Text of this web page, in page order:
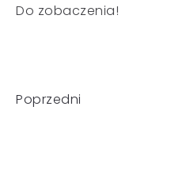
Do zobaczenia!
Poprzedni